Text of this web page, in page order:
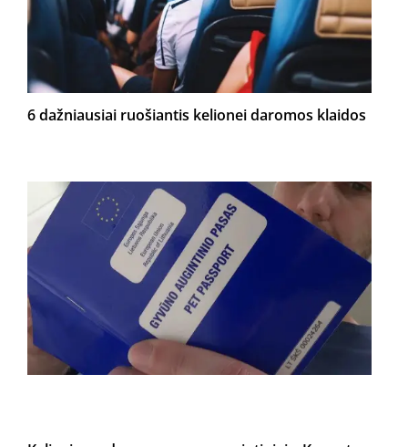
6 dažniausiai ruošiantis kelionei daromos klaidos